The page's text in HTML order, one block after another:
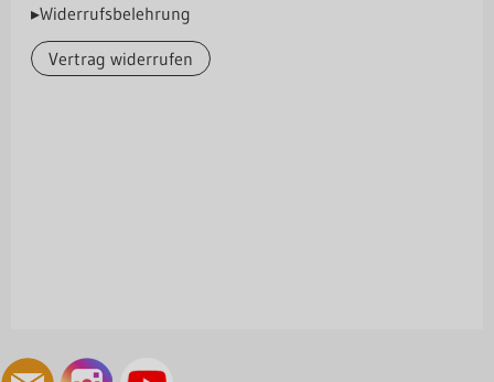
▸Widerrufsbelehrung
Vertrag widerrufen